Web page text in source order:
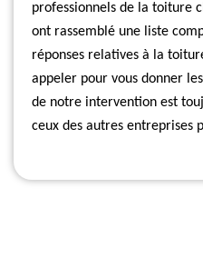
professionnels de la toiture
ont rassemblé une liste
réponses relatives à la
appeler pour vous donner
de notre intervention est
ceux des autres entreprises